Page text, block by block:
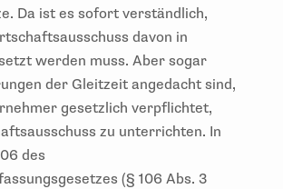
Da ist es sofort verständlich,
davon in
werden muss. Aber sogar
der Gleitzeit angedacht sind,
gesetzlich verpflichtet,
zu unterrichten. In
des
(§ 106 Abs. 3